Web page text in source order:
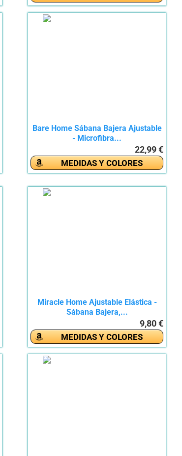
Bare Home Sábana Bajera Ajustable
- Microfibra...
22,99 €
MEDIDAS Y COLORES
Miracle Home Ajustable Elástica -
Sábana Bajera,...
9,80 €
MEDIDAS Y COLORES